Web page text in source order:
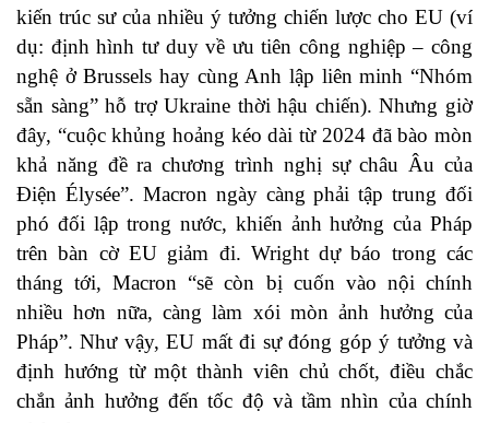
kiến trúc sư của nhiều ý tưởng chiến lược cho EU (ví
dụ: định hình tư duy về ưu tiên công nghiệp – công
nghệ ở Brussels hay cùng Anh lập liên minh “Nhóm
sẵn sàng” hỗ trợ Ukraine thời hậu chiến). Nhưng giờ
đây, “cuộc khủng hoảng kéo dài từ 2024 đã bào mòn
khả năng đề ra chương trình nghị sự châu Âu của
Điện Élysée”. Macron ngày càng phải tập trung đối
phó đối lập trong nước, khiến ảnh hưởng của Pháp
trên bàn cờ EU giảm đi. Wright dự báo trong các
tháng tới, Macron “sẽ còn bị cuốn vào nội chính
nhiều hơn nữa, càng làm xói mòn ảnh hưởng của
Pháp”. Như vậy, EU mất đi sự đóng góp ý tưởng và
định hướng từ một thành viên chủ chốt, điều chắc
chắn ảnh hưởng đến tốc độ và tầm nhìn của chính